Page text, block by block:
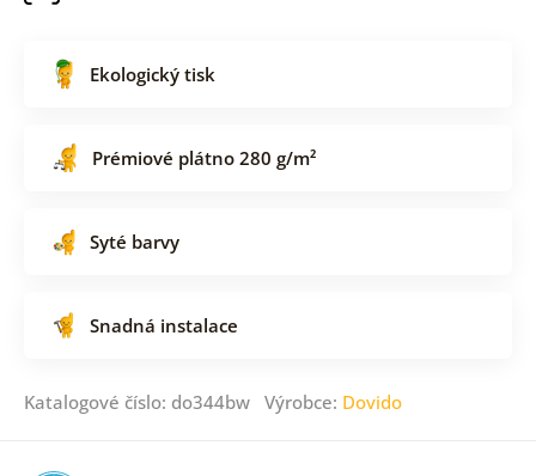
Ekologický tisk
Prémiové plátno 280 g/m²
Syté barvy
Snadná instalace
Katalogové číslo: do344bw Výrobce: Dovido